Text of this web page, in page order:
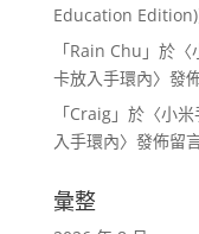
Education Edition)
「Rain Chu 」於〈
卡放入手環內〉發
「Craig」於〈小米
入手環內〉發佈留
彙整